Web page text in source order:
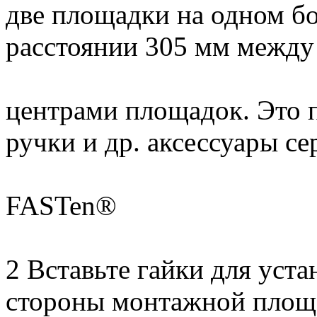
две площадки на одном
расстоянии 305 мм между
центрами площадок. Это
ручки и др. аксессуары
FASTen®
2 Вставьте гайки для
стороны монтажной